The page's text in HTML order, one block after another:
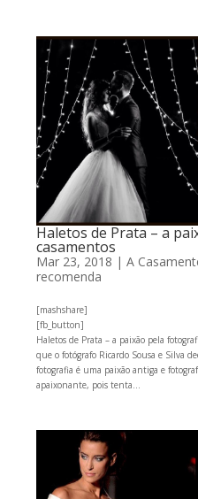
Haletos de Prata – a
casamentos
Mar 23, 2018 | A
recomenda
[mashshare]
[fb_button]
Haletos de Prata – a paixão pela
que o fotógrafo Ricardo Sousa e Silva
fotografia é uma paixão antiga e
apaixonante, pois tenta...